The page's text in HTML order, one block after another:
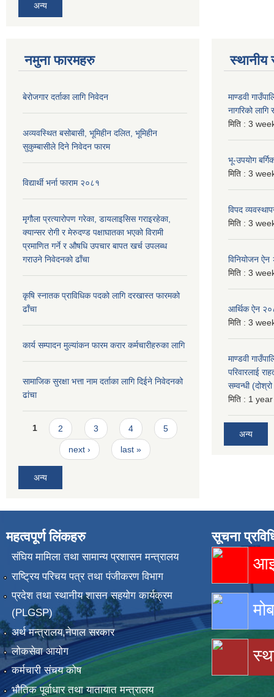
अन्य
नमुना फारमहरु
बेरोजगार दर्ताका लागि निवेदन
अव्यवस्थित बसोबासी, भूमिहीन दलित, भूमिहीन
सुकुम्बासीले दिने निवेदन फारम
विद्यार्थी भर्ना फाराम २०८१
मृगौला प्रत्यारोपण गरेका, डायलाइसिस गराइरहेका,
क्यान्सर रोगी र मेरुदण्ड पक्षाघातका भएको विरामी
प्रमाणित गर्ने र औषधि उपचार बापत खर्च उपलब्ध
गराउने निवेदनको ढाँचा
कृषि स्नातक प्राविधिक पदको लागि दरखास्त फारमको
ढाँचा
कार्य सम्पादन मुल्यांकन फारम करार कर्मचारीहरुका लागि
सामाजिक सुरक्षा भत्ता नाम दर्ताका लागि दिईने निवेदनको
ढांचा
Pages
1 2 3 4 5
next › last »
अन्य
स्थानीय
माण्डवी
नागरिको
मिति : 3
भू-उपयोग
मिति : 3
विपद
मिति : 3
विनियोजन
मिति : 3
आर्थिक ऐन
मिति : 3
माण्डवी
परिवारलाई
सम्वन्धी
मिति : 1
अन्य
महत्वपूर्ण लिंकहरु
संघिय मामिला तथा सामान्य प्रशासन मन्त्रालय
राष्ट्रिय परिचय पत्र तथा पंजीकरण विभाग
प्रदेश तथा स्थानीय शासन सहयोग कार्यक्रम
(PLGSP)
अर्थ मन्त्रालय,नेपाल सरकार
लोकसेवा आयोग
कर्मचारी संचय कोष
भौतिक पूर्वाधार तथा यातायात मन्त्रालय
सूचना